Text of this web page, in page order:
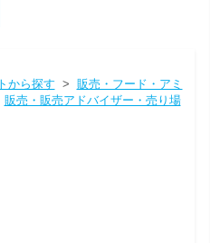
から探す > 販売・フード・アミ
販売・販売アドバイザー・売り場